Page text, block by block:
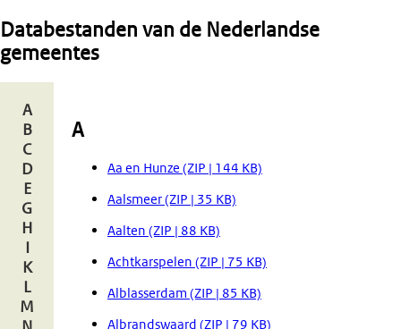
Databestanden van de Nederlandse
gemeentes
A
B
C
D
E
G
H
I
K
L
M
A
Aa en Hunze (ZIP | 144 KB)
Aalsmeer (ZIP | 35 KB)
Aalten (ZIP | 88 KB)
Achtkarspelen (ZIP | 75 KB)
Alblasserdam (ZIP | 85 KB)
Albrandswaard (ZIP | 79 KB)